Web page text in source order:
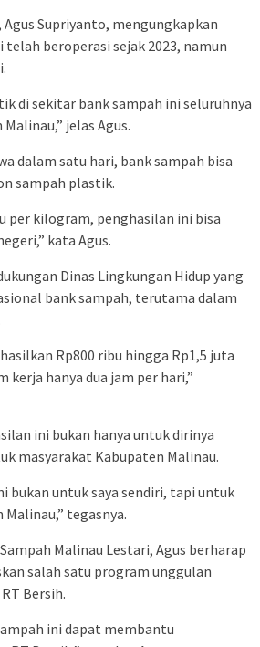
Supriyanto, mengungkapkan
telah beroperasi sejak 2023, namun
di sekitar bank sampah ini seluruhnya
jelas Agus.
dalam satu hari, bank sampah bisa
sampah plastik.
per kilogram, penghasilan ini bisa
kata Agus.
Dinas Lingkungan Hidup yang
bank sampah, terutama dalam
Rp800 ribu hingga Rp1,5 juta
kerja hanya dua jam per hari,”
ini bukan hanya untuk dirinya
masyarakat Kabupaten Malinau.
bukan untuk saya sendiri, tapi untuk
tegasnya.
Malinau Lestari, Agus berharap
salah satu program unggulan
Bersih.
ini dapat membantu